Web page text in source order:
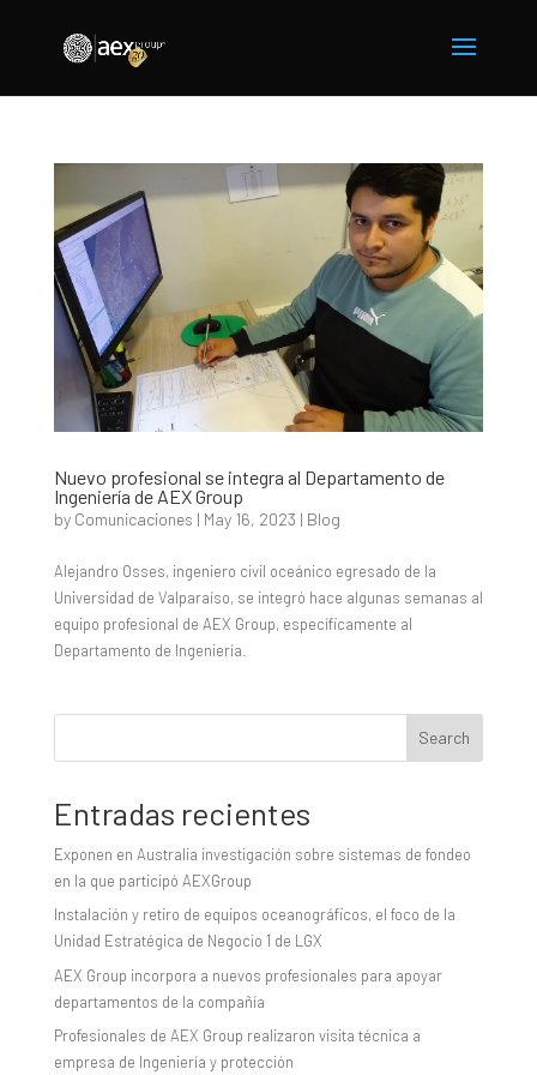
Nuevo profesional se integra al Departamento de
Ingeniería de AEX Group
by Comunicaciones | May 16, 2023 | Blog
Alejandro Osses, ingeniero civil oceánico egresado de la
Universidad de Valparaíso, se integró hace algunas semanas al
equipo profesional de AEX Group, específicamente al
Departamento de Ingeniería.
Search
Entradas recientes
Exponen en Australia investigación sobre sistemas de fondeo
en la que participó AEXGroup
Instalación y retiro de equipos oceanográficos, el foco de la
Unidad Estratégica de Negocio 1 de LGX
AEX Group incorpora a nuevos profesionales para apoyar
departamentos de la compañía
Profesionales de AEX Group realizaron visita técnica a
empresa de Ingeniería y protección